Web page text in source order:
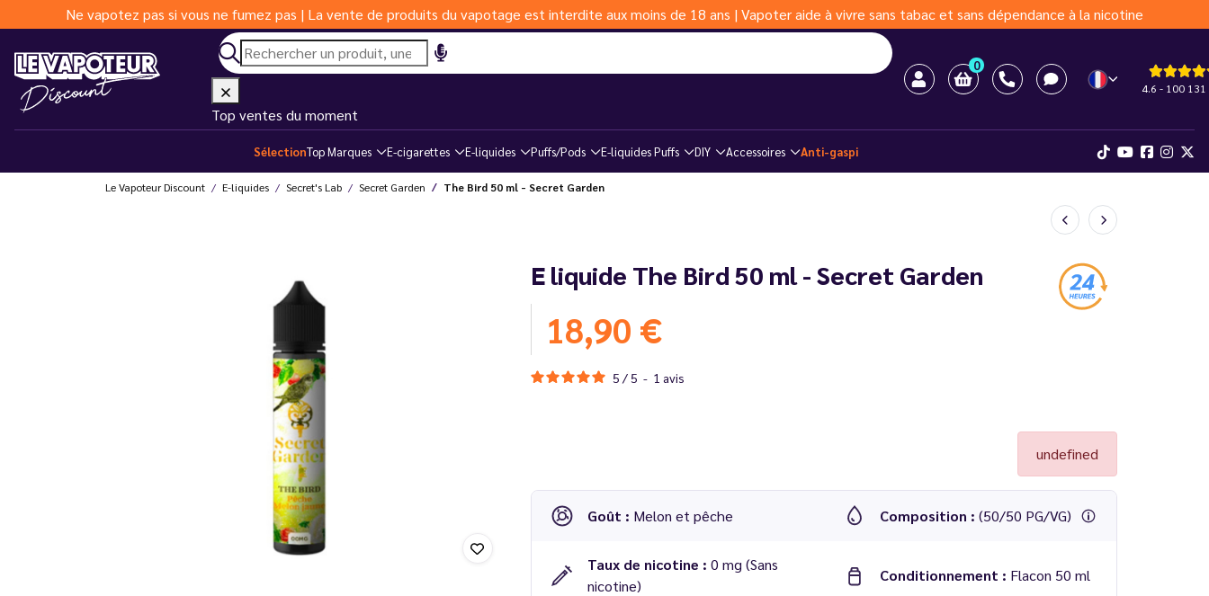
Ne vapotez pas si vous ne fumez pas | La vente de produits du vapotage est interdite aux moins de 18 ans | Vapoter aide à vivre sans tabac et sans dépendance à la nicotine
0
4.6 - 100 131
Top ventes du moment
SélectionTop Marques E-cigarettes E-liquides Puffs/Pods E-liquides Puffs DIY Accessoires Anti-gaspi
Le Vapoteur Discount E-liquides Secret's Lab Secret Garden The Bird 50 ml - Secret Garden
E liquide The Bird 50 ml - Secret Garden
18,90 €
5 / 5 - 1 avis
undefined
Goût : Melon et pêche Composition : (50/50 PG/VG)
Taux de nicotine : 0 mg (Sans
nicotine)
Conditionnement : Flacon 50 ml